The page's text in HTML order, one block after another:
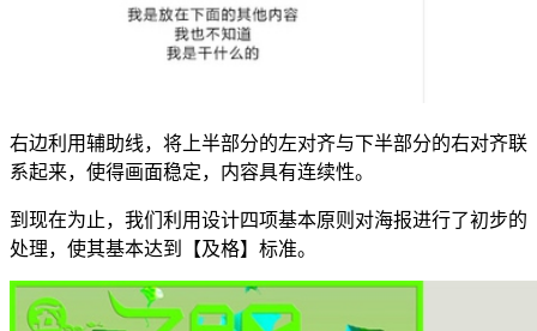
右边利用辅助线，将上半部分的左对齐与下半部分的右对齐联
系起来，使得画面稳定，内容具有连续性。
到现在为止，我们利用设计四项基本原则对海报进行了初步的
处理，使其基本达到【及格】标准。